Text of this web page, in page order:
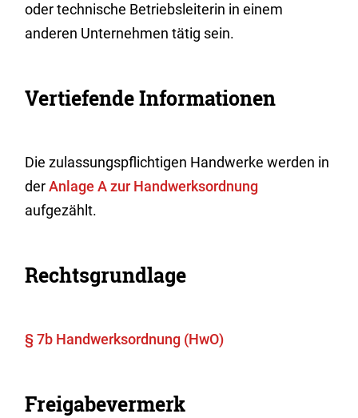
oder technische Betriebsleiterin in einem
anderen Unternehmen tätig sein.
Vertiefende Informationen
Die zulassungspflichtigen Handwerke werden in
derAnlage A zur Handwerksordnung
aufgezählt.
Rechtsgrundlage
§ 7b Handwerksordnung (HwO)
Freigabevermerk